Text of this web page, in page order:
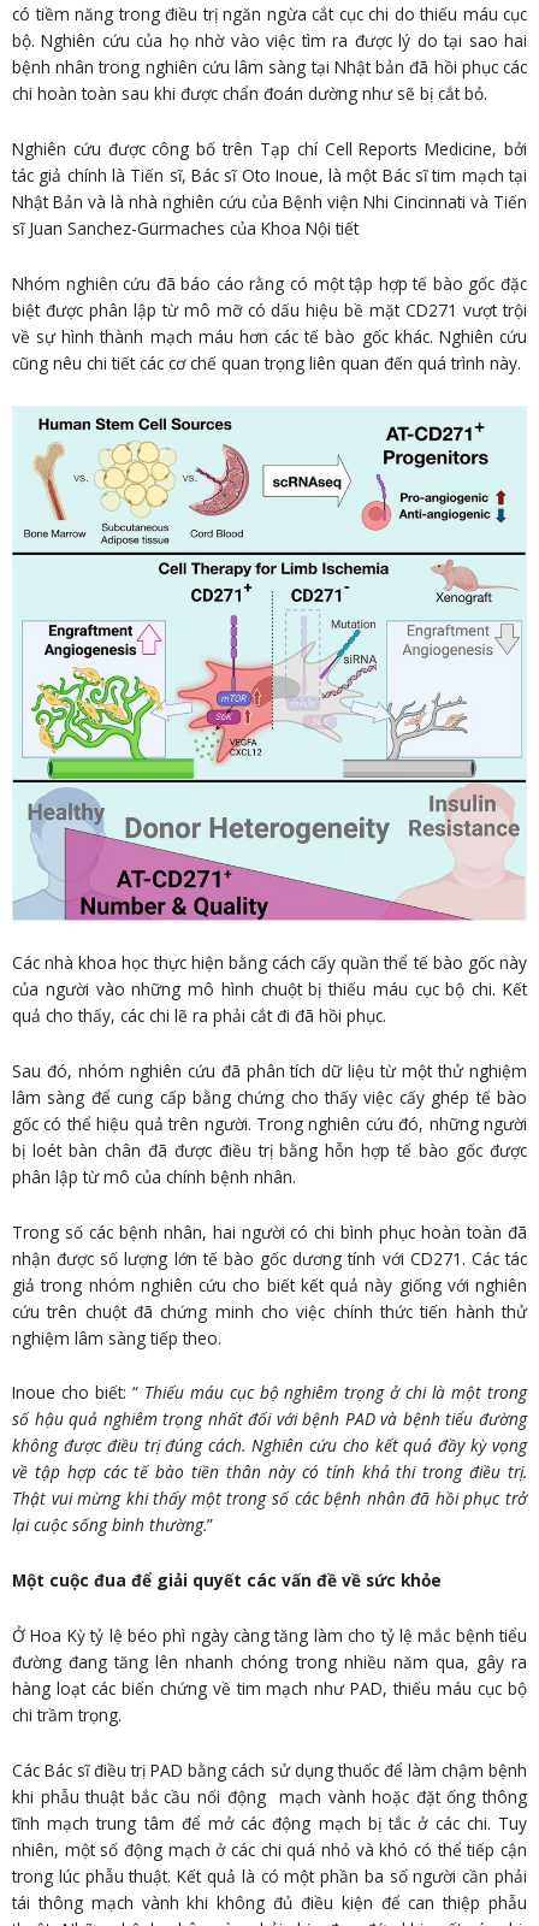
có tiềm năng trong điều trị ngăn ngừa cắt cục chi do thiếu máu cục
bộ. Nghiên cứu của họ nhờ vào việc tìm ra được lý do tại sao hai
bệnh nhân trong nghiên cứu lâm sàng tại Nhật bản đã hồi phục các
chi hoàn toàn sau khi được chẩn đoán dường như sẽ bị cắt bỏ.
Nghiên cứu được công bố trên Tạp chí Cell Reports Medicine, bởi
tác giả chính là Tiến sĩ, Bác sĩ Oto Inoue, là một Bác sĩ tim mạch tại
Nhật Bản và là nhà nghiên cứu của Bệnh viện Nhi Cincinnati và Tiến
sĩ Juan Sanchez-Gurmaches của Khoa Nội tiết
Nhóm nghiên cứu đã báo cáo rằng có một tập hợp tế bào gốc đặc
biệt được phân lập từ mô mỡ có dấu hiệu bề mặt CD271 vượt trội
về sự hình thành mạch máu hơn các tế bào gốc khác. Nghiên cứu
cũng nêu chi tiết các cơ chế quan trọng liên quan đến quá trình này.
Các nhà khoa học thực hiện bằng cách cấy quần thể tế bào gốc này
của người vào những mô hình chuột bị thiếu máu cục bộ chi. Kết
quả cho thấy, các chi lẽ ra phải cắt đi đã hồi phục.
Sau đó, nhóm nghiên cứu đã phân tích dữ liệu từ một thử nghiệm
lâm sàng để cung cấp bằng chứng cho thấy việc cấy ghép tế bào
gốc có thể hiệu quả trên người. Trong nghiên cứu đó, những người
bị loét bàn chân đã được điều trị bằng hỗn hợp tế bào gốc được
phân lập từ mô của chính bệnh nhân.
Trong số các bệnh nhân, hai người có chi bình phục hoàn toàn đã
nhận được số lượng lớn tế bào gốc dương tính với CD271. Các tác
giả trong nhóm nghiên cứu cho biết kết quả này giống với nghiên
cứu trên chuột đã chứng minh cho việc chính thức tiến hành thử
nghiệm lâm sàng tiếp theo.
Inoue cho biết: “ Thiếu máu cục bộ nghiêm trọng ở chi là một trong
số hậu quả nghiêm trọng nhất đối với bệnh PAD và bệnh tiểu đường
không được điều trị đúng cách. Nghiên cứu cho kết quả đầy kỳ vọng
về tập hợp các tế bào tiền thân này có tính khả thi trong điều trị.
Thật vui mừng khi thấy một trong số các bệnh nhân đã hồi phục trở
lại cuộc sống bình thường.”
Một cuộc đua để giải quyết các vấn đề về sức khỏe
Ở Hoa Kỳ tỷ lệ béo phì ngày càng tăng làm cho tỷ lệ mắc bệnh tiểu
đường đang tăng lên nhanh chóng trong nhiều năm qua, gây ra
hàng loạt các biến chứng về tim mạch như PAD, thiếu máu cục bộ
chi trầm trọng.
Các Bác sĩ điều trị PAD bằng cách sử dụng thuốc để làm chậm bệnh
khi phẫu thuật bắc cầu nối động mạch vành hoặc đặt ống thông
tĩnh mạch trung tâm để mở các động mạch bị tắc ở các chi. Tuy
nhiên, một số động mạch ở các chi quá nhỏ và khó có thể tiếp cận
trong lúc phẫu thuật. Kết quả là có một phần ba số người cần phải
tái thông mạch vành khi không đủ điều kiện để can thiệp phẫu